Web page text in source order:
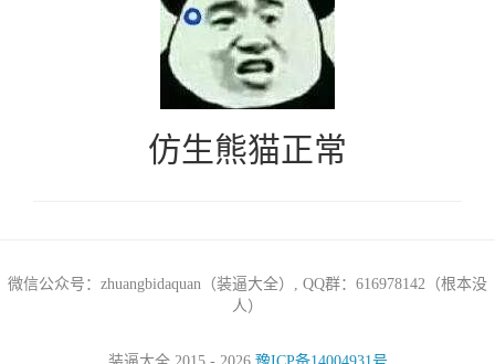
仿生熊猫正常
微信公众号：zhuangbidaquan（装逼大全）, QQ群：616978142（根本没
人）